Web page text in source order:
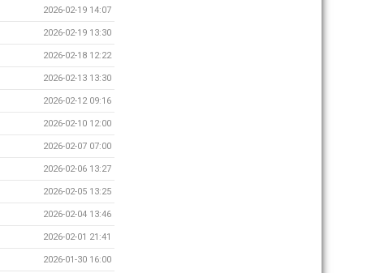
2026-02-19 14:07
2026-02-19 13:30
2026-02-18 12:22
2026-02-13 13:30
2026-02-12 09:16
2026-02-10 12:00
2026-02-07 07:00
2026-02-06 13:27
2026-02-05 13:25
2026-02-04 13:46
2026-02-01 21:41
2026-01-30 16:00